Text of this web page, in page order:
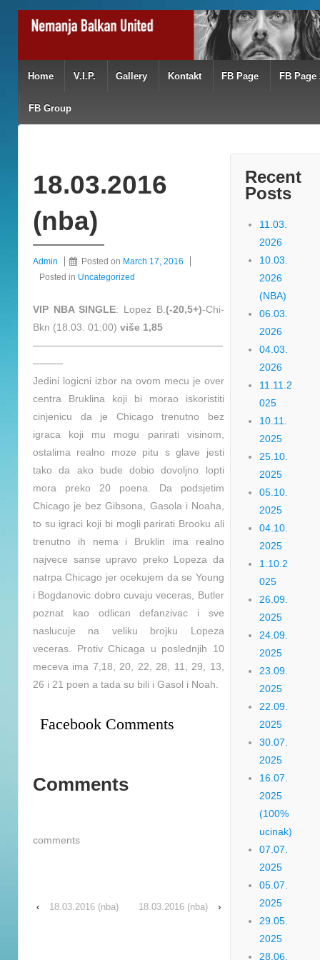
Home V.I.P. Gallery Kontakt FB Page FB Page
FB Group
18.03.2016
(nba)
Admin Posted on March 17, 2016
Posted in Uncategorized
VIP NBA SINGLE: Lopez B. (-20,5+)-Chi-
Bkn (18.03. 01:00) više 1,85
———————————————————
———
Jedini logicni izbor na ovom mecu je over
centra Bruklina koji bi morao iskoristiti
cinjenicu da je Chicago trenutno bez
igraca koji mu mogu parirati visinom,
ostalima realno moze pitu s glave jesti
tako da ako bude dobio dovoljno lopti
mora preko 20 poena. Da podsjetim
Chicago je bez Gibsona, Gasola i Noaha,
to su igraci koji bi mogli parirati Brooku ali
trenutno ih nema i Bruklin ima realno
najvece sanse upravo preko Lopeza da
natrpa Chicago jer ocekujem da se Young
i Bogdanovic dobro cuvaju veceras, Butler
poznat kao odlican defanzivac i sve
naslucuje na veliku brojku Lopeza
veceras. Protiv Chicaga u poslednjih 10
meceva ima 7,18, 20, 22, 28, 11, 29, 13,
26 i 21 poen a tada su bili i Gasol i Noah.
Facebook Comments
Comments
comments
‹ 18.03.2016 (nba) 18.03.2016 (nba) ›
Recent
Posts
11.03.
2026
10.03.
2026
(NBA)
06.03.
2026
04.03.
2026
11.11.2
025
10.11.
2025
25.10.
2025
05.10.
2025
04.10.
2025
1.10.2
025
26.09.
2025
24.09.
2025
23.09.
2025
22.09.
2025
30.07.
2025
16.07.
2025
(100%
ucinak)
07.07.
2025
05.07.
2025
29.05.
2025
28.06.